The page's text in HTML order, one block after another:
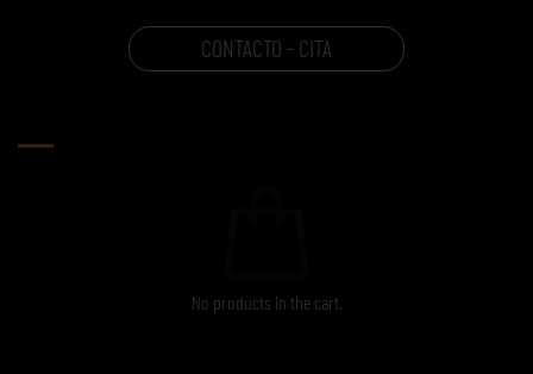
CONTACTO - CITA
No products in the cart.